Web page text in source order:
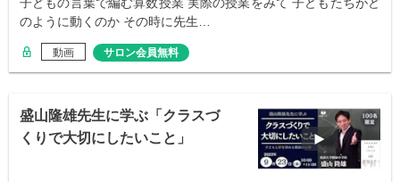
子どもの言葉で編む算数授業 実際の授業をみて 子どもたちがど
のように動くのか その時に先生…
動画 サロン会員無料
盛山隆雄先生に学ぶ「クラスづ
くりで大切にしたいこと」